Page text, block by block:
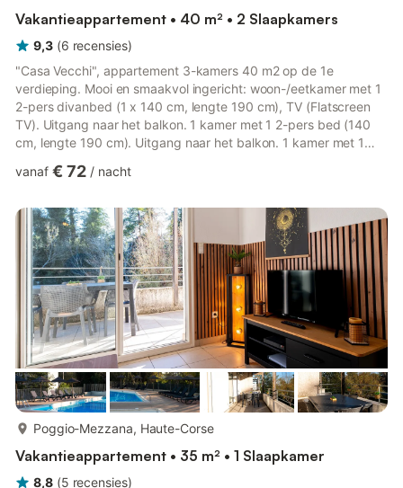
Vakantieappartement • 40 m² • 2 Slaapkamers
9,3 (6 recensies)
"Casa Vecchi", appartement 3-kamers 40 m2 op de 1e
verdieping. Mooi en smaakvol ingericht: woon-/eetkamer met 1
2-pers divanbed (1 x 140 cm, lengte 190 cm), TV (Flatscreen
TV). Uitgang naar het balkon. 1 kamer met 1 2-pers bed (140
cm, lengte 190 cm). Uitgang naar het balkon. 1 kamer met 1
(4-pits kookplaat, magnetron, diepvriezer, elektrische
verwarming. Balkon 12 m2. Balkonmeubilair, ligstoelen (3). Zeer
mooi panoramazicht op zee. Niet rokers woning. Rookmelders.
Aanbod door ...
vanaf € 72 / nacht
Poggio-Mezzana, Haute-Corse
Vakantieappartement • 35 m² • 1 Slaapkamer
8,8 (5 recensies)